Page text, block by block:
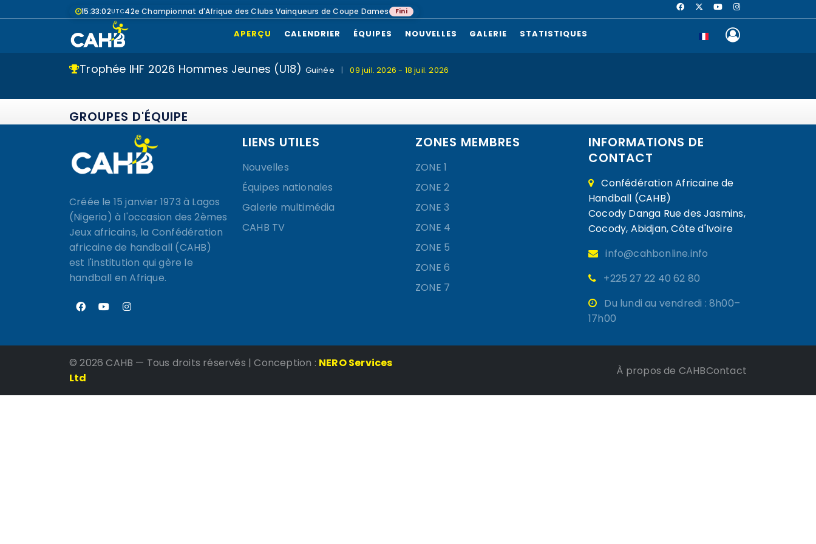
15:33:02UTC42e Championnat d'Afrique des Clubs Vainqueurs de Coupe Dames Fini
APERÇU CALENDRIER ÉQUIPES NOUVELLES GALERIE STATISTIQUES
Trophée IHF 2026 Hommes Jeunes (U18) Guinée | 09 juil. 2026 - 18 juil. 2026
GROUPES D'ÉQUIPE
Créée le 15 janvier 1973 à Lagos
(Nigeria) à l'occasion des 2èmes
Jeux africains, la Confédération
africaine de handball (CAHB)
est l'institution qui gère le
handball en Afrique.
LIENS UTILES
Nouvelles
Équipes nationales
Galerie multimédia
CAHB TV
ZONES MEMBRES
ZONE 1
ZONE 2
ZONE 3
ZONE 4
ZONE 5
ZONE 6
ZONE 7
INFORMATIONS DE
CONTACT
Confédération Africaine de
Handball (CAHB)
Cocody Danga Rue des Jasmins,
Cocody, Abidjan, Côte d'Ivoire
info@cahbonline.info
+225 27 22 40 62 80
Du lundi au vendredi : 8h00–
17h00
©2026 CAHB — Tous droits réservés | Conception : NERO Services
Ltd
À propos de CAHBContact